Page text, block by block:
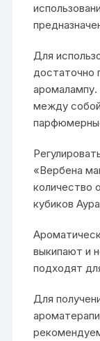
Для
достаточно
между
«Вербена
количество
кубиков
выкипают и
подходят
Для